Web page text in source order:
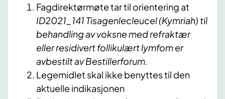
Fagdirektørmøte tar til orientering at
ID2021_141 Tisagenlecleucel (Kymriah) til
behandling av voksne med refraktær
eller residivert follikulært lymfomer
avbestilt av Bestillerforum.
Legemidlet skal ikke benyttes til den
aktuelle indikasjonen